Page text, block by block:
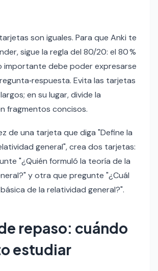
son iguales. Para que Anki te
sigue la regla del 80/20: el 80 %
importante debe poder expresarse
Evita las tarjetas
en su lugar, divide la
fragmentos concisos.
de una tarjeta que diga "Define la
general", crea dos tarjetas:
"¿Quién formuló la teoría de la
y otra que pregunte "¿Cuál
de la relatividad general?".
repaso: cuándo
estudiar